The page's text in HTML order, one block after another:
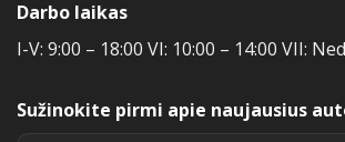
Darbo laikas
I-V: 9:00 – 18:00 VI: 10:00 – 14:00 VII:
Sužinokite pirmi apie naujausius